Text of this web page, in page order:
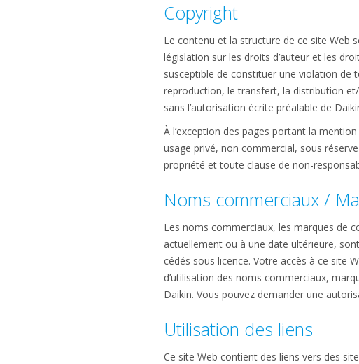
Copyright
Le contenu et la structure de ce site Web
législation sur les droits d’auteur et les
susceptible de constituer une violation de
reproduction, le transfert, la distribution
sans l’autorisation écrite préalable de
À l’exception des pages portant la
usage privé, non commercial, sous
propriété et toute clause de non-
Noms commerciaux /
Les noms commerciaux, les marques de
actuellement ou à une date ultérieure,
cédés sous licence. Votre accès à ce site
d’utilisation des noms commerciaux,
Daikin. Vous pouvez demander une
Utilisation des liens
Ce site Web contient des liens vers des